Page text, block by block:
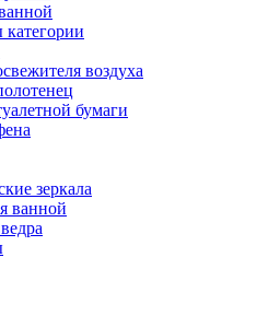
категории
воздуха
бумаги
зеркала
ванной